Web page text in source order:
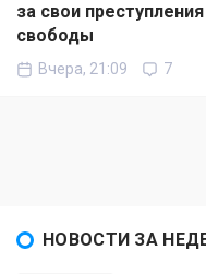
за свои
свободы
Вчера, 21:09 7
НОВОСТИ ЗА